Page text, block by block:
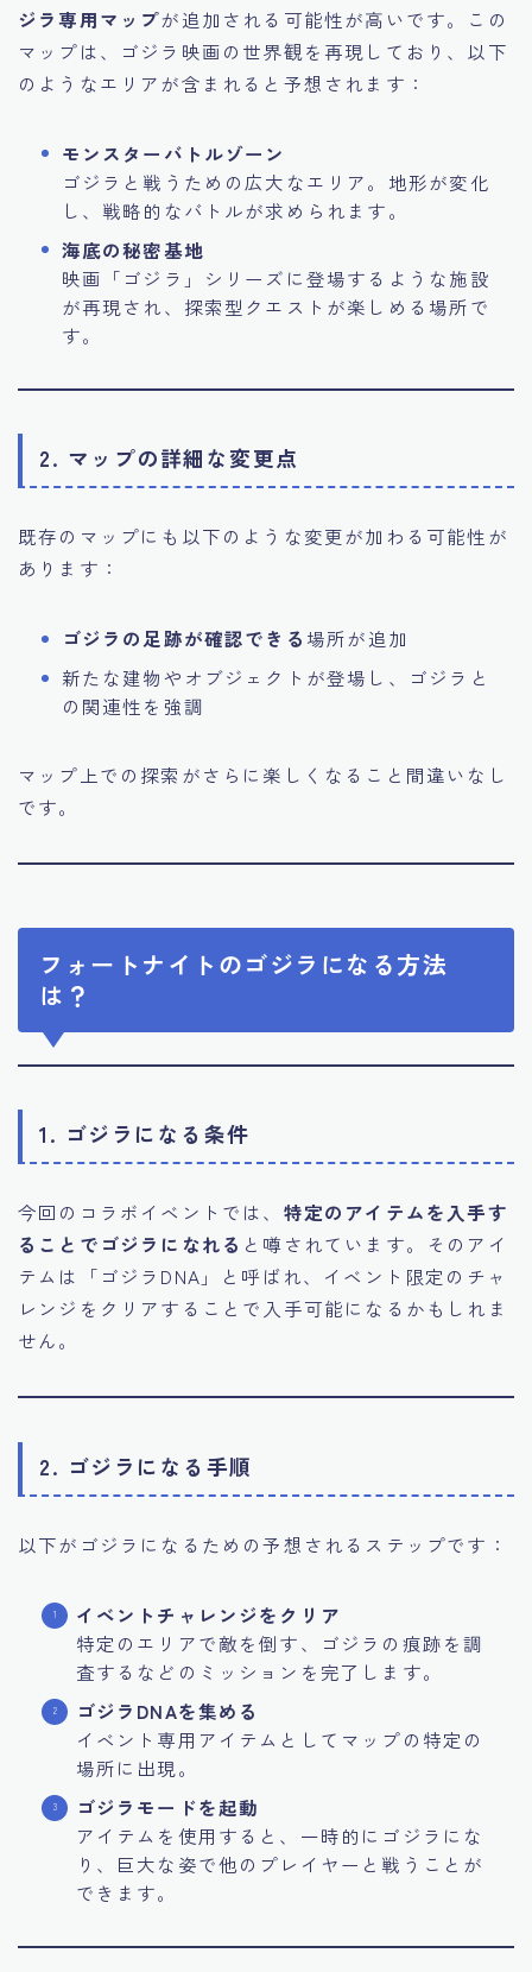
ジラ専用マップが追加される可能性が高いです。この
マップは、ゴジラ映画の世界観を再現しており、以下
のようなエリアが含まれると予想されます：
モンスターバトルゾーン
ゴジラと戦うための広大なエリア。地形が変化
し、戦略的なバトルが求められます。
海底の秘密基地
映画「ゴジラ」シリーズに登場するような施設
が再現され、探索型クエストが楽しめる場所で
す。
2. マップの詳細な変更点
既存のマップにも以下のような変更が加わる可能性が
あります：
ゴジラの足跡が確認できる 場所が追加
新たな建物やオブジェクトが登場し、ゴジラと
の関連性を強調
マップ上での探索がさらに楽しくなること間違いなし
です。
フォートナイトのゴジラになる方法
は？
1. ゴジラになる条件
今回のコラボイベントでは、 特定のアイテムを入手す
ることでゴジラになれる と噂されています。そのアイ
テムは「ゴジラDNA」と呼ばれ、イベント限定のチャ
レンジをクリアすることで入手可能になるかもしれま
せん。
2. ゴジラになる手順
以下がゴジラになるための予想されるステップです：
イベントチャレンジをクリア
特定のエリアで敵を倒す、ゴジラの痕跡を調
査するなどのミッションを完了します。
ゴジラDNAを集める
イベント専用アイテムとしてマップの特定の
場所に出現。
ゴジラモードを起動
アイテムを使用すると、一時的にゴジラにな
り、巨大な姿で他のプレイヤーと戦うことが
できます。